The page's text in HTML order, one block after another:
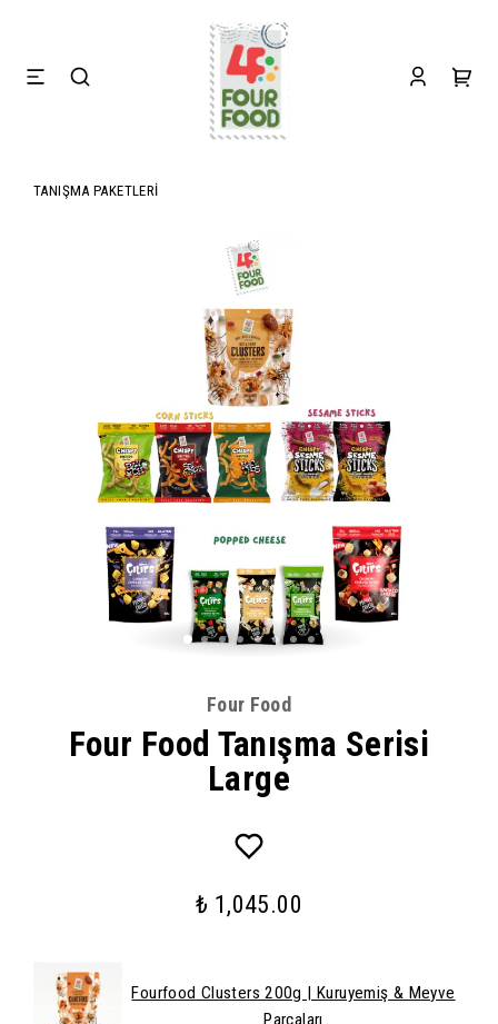
TANIŞMA PAKETLERİ
Four Food
Four Food Tanışma Serisi
Large
₺ 1,045.00
Fourfood Clusters 200g | Kuruyemiş & Meyve
Parçaları